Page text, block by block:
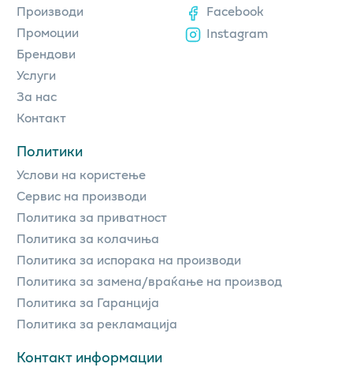
Производи
Промоции
Брендови
Услуги
За нас
Контакт
Политики
Услови на користење
Сервис на производи
Политика за приватност
Политика за колачиња
Политика за испорака на производи
Политика за замена/враќање на производ
Политика за Гаранција
Политика за рекламација
Контакт информации
Facebook
Instagram